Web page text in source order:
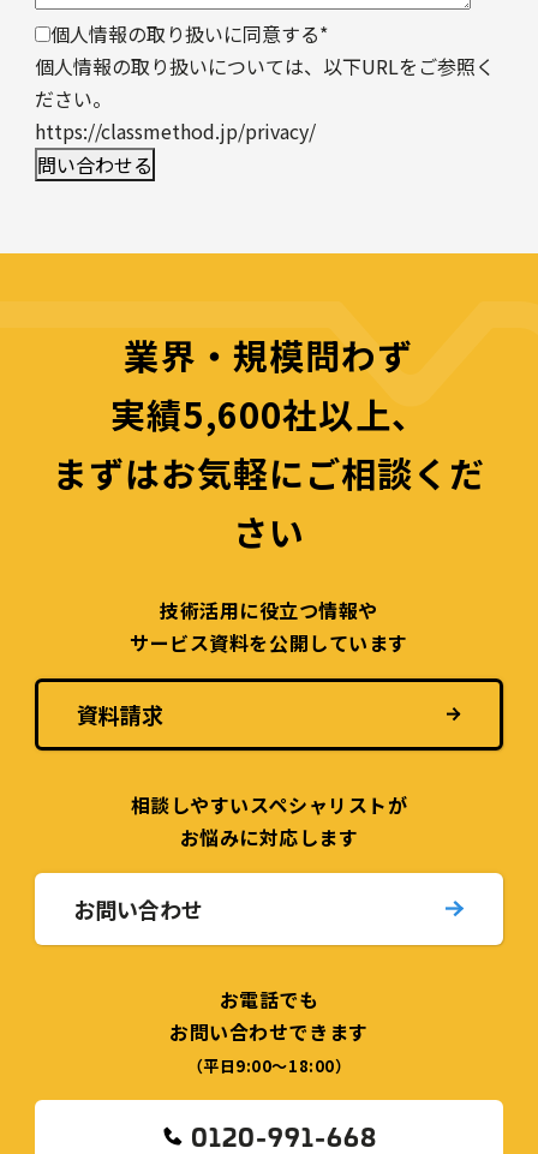
個人情報の取り扱いに同意する*
個人情報の取り扱いについては、以下URLをご参照く
ださい。
https://classmethod.jp/privacy/
業界・規模問わず
実績5,600社以上、
まずはお気軽にご相談くだ
さい
技術活用に役立つ情報や
サービス資料を公開しています
資料請求
相談しやすいスペシャリストが
お悩みに対応します
お問い合わせ
お電話でも
お問い合わせできます
（平日9:00〜18:00）
0120-991-668